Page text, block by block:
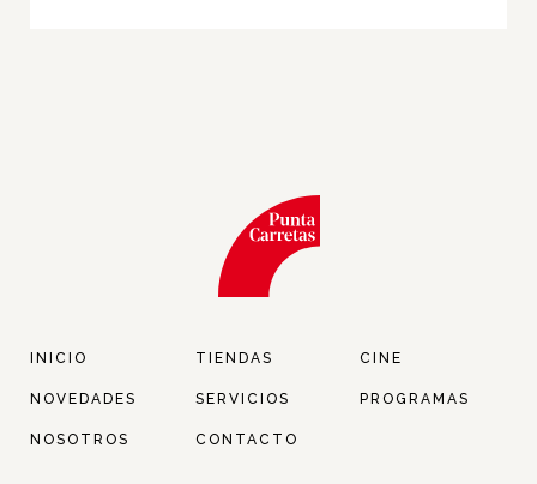
INICIO TIENDAS CINE
NOVEDADES SERVICIOS PROGRAMAS
NOSOTROS CONTACTO